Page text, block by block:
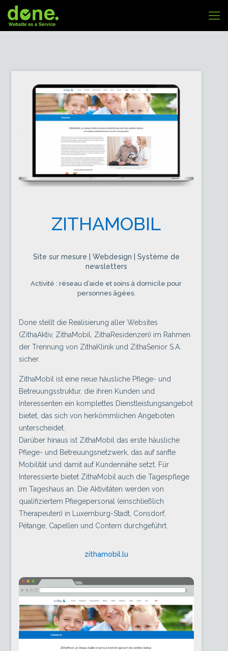
ZITHAMOBIL
Site sur mesure | Webdesign | Système de
newsletters
Activité : réseau d’aide et soins à domicile pour
personnes âgées.
Done stellt die Realisierung aller Websites
(ZithaAktiv, ZithaMobil, ZithaResidenzen) im Rahmen
der Trennung von ZithaKlinik und ZithaSenior S.A.
sicher.
ZithaMobil ist eine neue häusliche Pflege- und
Betreuungsstruktur, die ihren Kunden und
Interessenten ein komplettes Dienstleistungsangebot
bietet, das sich von herkömmlichen Angeboten
unterscheidet.
Darüber hinaus ist ZithaMobil das erste häusliche
Pflege- und Betreuungsnetzwerk, das auf sanfte
Mobilität und damit auf Kundennähe setzt. Für
Interessierte bietet ZithaMobil auch die Tagespflege
im Tageshaus an. Die Aktivitäten werden von
qualifiziertem Pflegepersonal (einschließlich
Therapeuten) in Luxemburg-Stadt, Consdorf,
Pétange, Capellen und Contern durchgeführt.
zithamobil.lu